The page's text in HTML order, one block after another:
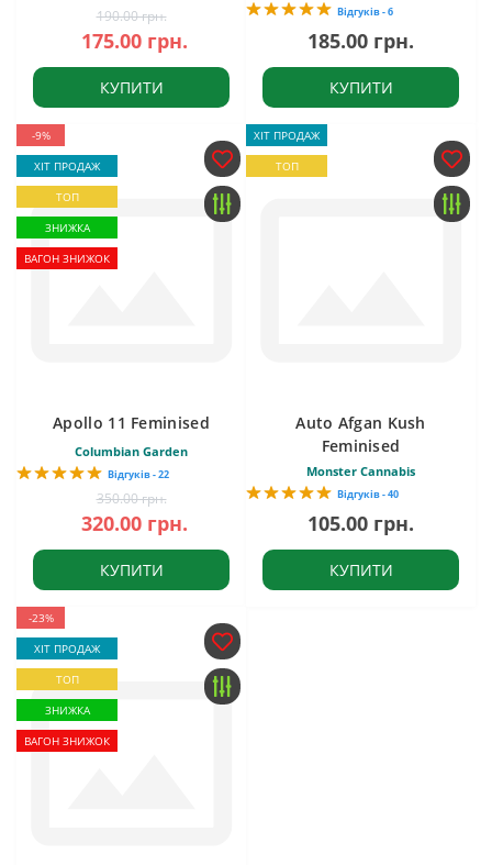
190.00 грн.
175.00 грн.
КУПИТИ
Відгуків - 6
185.00 грн.
КУПИТИ
-9%
ХІТ ПРОДАЖ
ТОП
ЗНИЖКА
ВАГОН ЗНИЖОК
Apollo 11 Feminised
Columbian Garden
Відгуків - 22
350.00 грн.
320.00 грн.
КУПИТИ
ХІТ ПРОДАЖ
ТОП
Auto Afgan Kush
Feminised
Monster Cannabis
Відгуків - 40
105.00 грн.
КУПИТИ
-23%
ХІТ ПРОДАЖ
ТОП
ЗНИЖКА
ВАГОН ЗНИЖОК